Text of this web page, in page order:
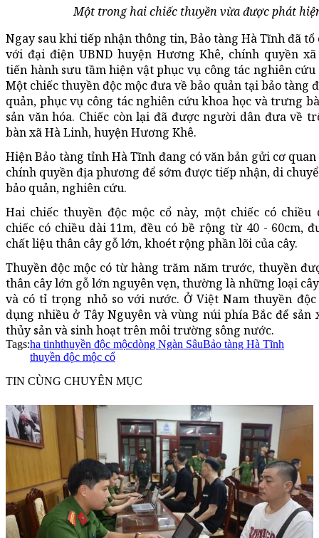
Một trong hai chiếc thuyền vừa được phát
Ngay sau khi tiếp nhận thông tin, Bảo tàng Hà Tĩnh đã tổ
với đại điện UBND huyện Hương Khê, chính quyền
tiến hành sưu tầm hiện vật phục vụ công tác nghiên
Một chiếc thuyền độc mộc đưa về bảo quản tại bảo tàng
quản, phục vụ công tác nghiên cứu khoa học và trưng
sản văn hóa. Chiếc còn lại đã được người dân đưa về
bàn xã Hà Linh, huyện Hương Khê.
Hiện Bảo tàng tỉnh Hà Tĩnh đang có văn bản gửi cơ
chính quyền địa phương để sớm được tiếp nhận, di
bảo quản, nghiên cứu.
Hai chiếc thuyền độc mộc cổ này, một chiếc có chiều
chiếc có chiều dài 11m, đều có bề rộng từ 40 - 60cm,
chất liệu thân cây gỗ lớn, khoét rộng phần lõi của cây.
Thuyền độc mộc có từ hàng trăm năm trước, thuyền
thân cây lớn gỗ lớn nguyên vẹn, thường là những loại
và có tỉ trọng nhỏ so với nước. Ở Việt Nam thuyền
dụng nhiều ở Tây Nguyên và vùng núi phía Bắc để sản
thủy sản và sinh hoạt trên môi trường sông nước.
Tags:ha tinhthuyền độc mộcdòng Ngàn SâuBảo tàng Hà Tĩnh
thuyền độc mộc cổ
TIN CÙNG CHUYÊN MỤC